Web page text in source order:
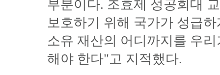
부분이다. 조효제 성공회대
보호하기 위해 국가가 성급
소유 재산의 어디까지를 우
해야 한다"고 지적했다.